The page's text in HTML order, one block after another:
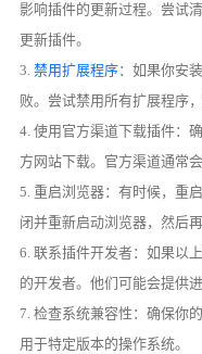
影响插件的更新过程。尝试
更新插件。
3.禁用扩展程序：如果你安
败。尝试禁用所有扩展程序
4. 使用官方渠道下载插件：
方网站下载。官方渠道通常
5. 重启浏览器：有时候，重
闭并重新启动浏览器，然后
6. 联系插件开发者：如果以
的开发者。他们可能会提供
7. 检查系统兼容性：确保你
用于特定版本的操作系统。